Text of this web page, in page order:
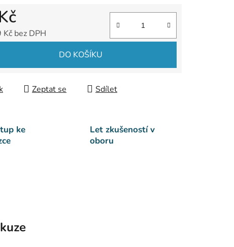
Kč bez DPH
DO KOŠÍKU
Zeptat se Sdílet
ke
Let zkušeností v
oboru